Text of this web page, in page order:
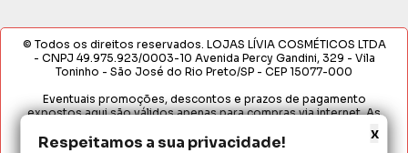
Respeitamos a sua privacidade! x
© Todos os direitos reservados. LOJAS LÍVIA COSMÉTICOS LTDA
- CNPJ 49.975.923/0003-10 Avenida Percy Gandini, 329 - Vila
Toninho - São José do Rio Preto/SP - CEP 15077-000
Eventuais promoções, descontos e prazos de pagamento
expostos aqui são válidos apenas para compras via internet. As
Loja. É proibida a utilização total ou parcial sem nossa autorização.